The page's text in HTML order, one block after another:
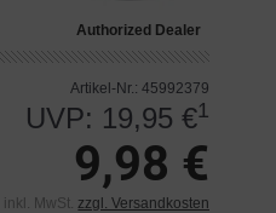
Authorized Dealer
Artikel-Nr.: 45992379
UVP: 19,95 €1
9,98 €
inkl. MwSt. zzgl. Versandkosten